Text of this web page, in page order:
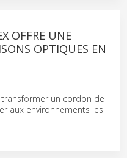
OFFRE UNE
OPTIQUES EN
transformer un cordon de
aux environnements les